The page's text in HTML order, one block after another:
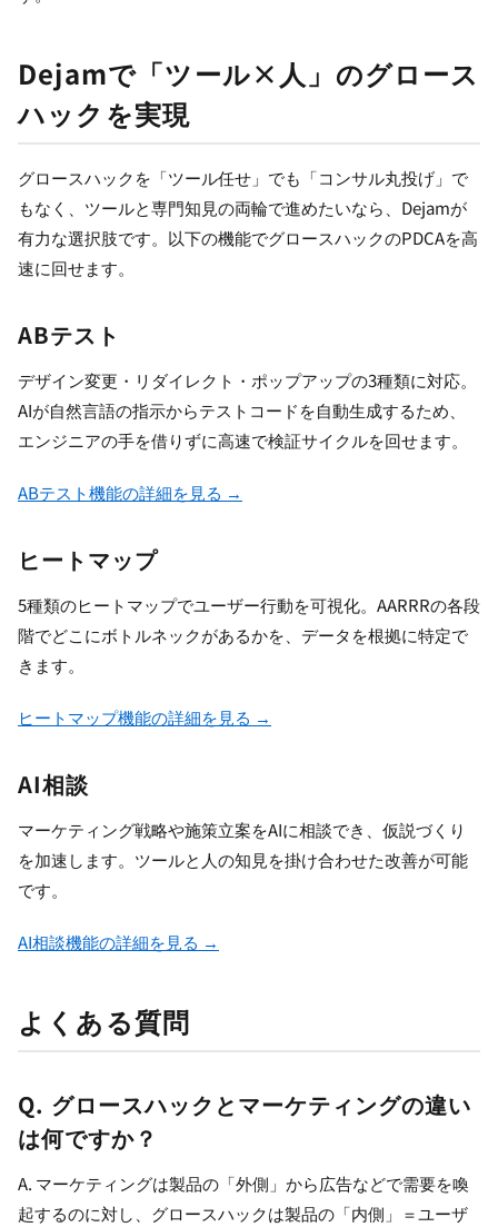
Dejamで「ツール×人」のグロース
ハックを実現
グロースハックを「ツール任せ」でも「コンサル丸投げ」で
もなく、ツールと専門知見の両輪で進めたいなら、Dejamが
有力な選択肢です。以下の機能でグロースハックのPDCAを高
速に回せます。
ABテスト
デザイン変更・リダイレクト・ポップアップの3種類に対応。
AIが自然言語の指示からテストコードを自動生成するため、
エンジニアの手を借りずに高速で検証サイクルを回せます。
ABテスト機能の詳細を見る →
ヒートマップ
5種類のヒートマップでユーザー行動を可視化。AARRRの各段
階でどこにボトルネックがあるかを、データを根拠に特定で
きます。
ヒートマップ機能の詳細を見る →
AI相談
マーケティング戦略や施策立案をAIに相談でき、仮説づくり
を加速します。ツールと人の知見を掛け合わせた改善が可能
です。
AI相談機能の詳細を見る →
よくある質問
Q. グロースハックとマーケティングの違い
は何ですか？
A. マーケティングは製品の「外側」から広告などで需要を喚
起するのに対し、グロースハックは製品の「内側」＝ユーザ